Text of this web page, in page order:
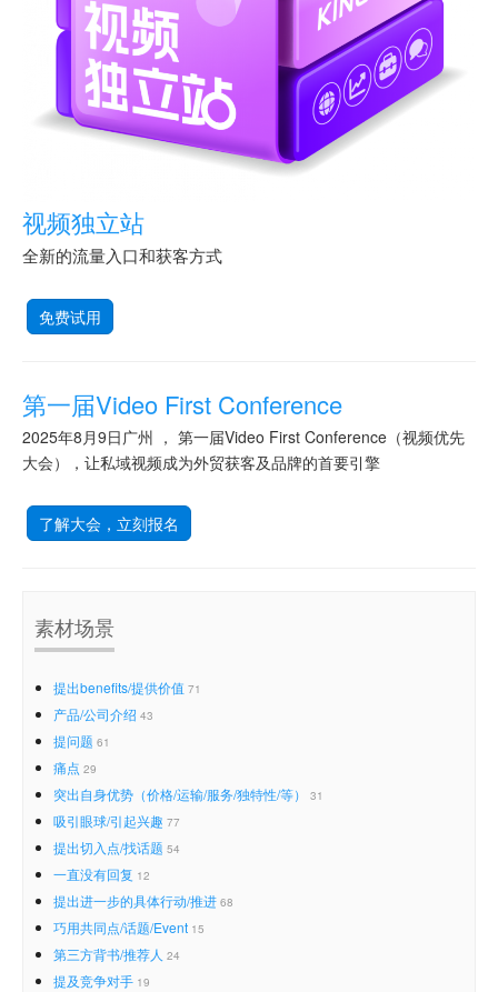
视频独立站
全新的流量入口和获客方式
免费试用
第一届Video First Conference
2025年8月9日广州 ， 第一届Video First Conference（视频优先
大会），让私域视频成为外贸获客及品牌的首要引擎
了解大会，立刻报名
素材场景
提出benefits/提供价值 71
产品/公司介绍 43
提问题 61
痛点 29
突出自身优势（价格/运输/服务/独特性/等） 31
吸引眼球/引起兴趣 77
提出切入点/找话题 54
一直没有回复 12
提出进一步的具体行动/推进 68
巧用共同点/话题/Event 15
第三方背书/推荐人 24
提及竞争对手 19